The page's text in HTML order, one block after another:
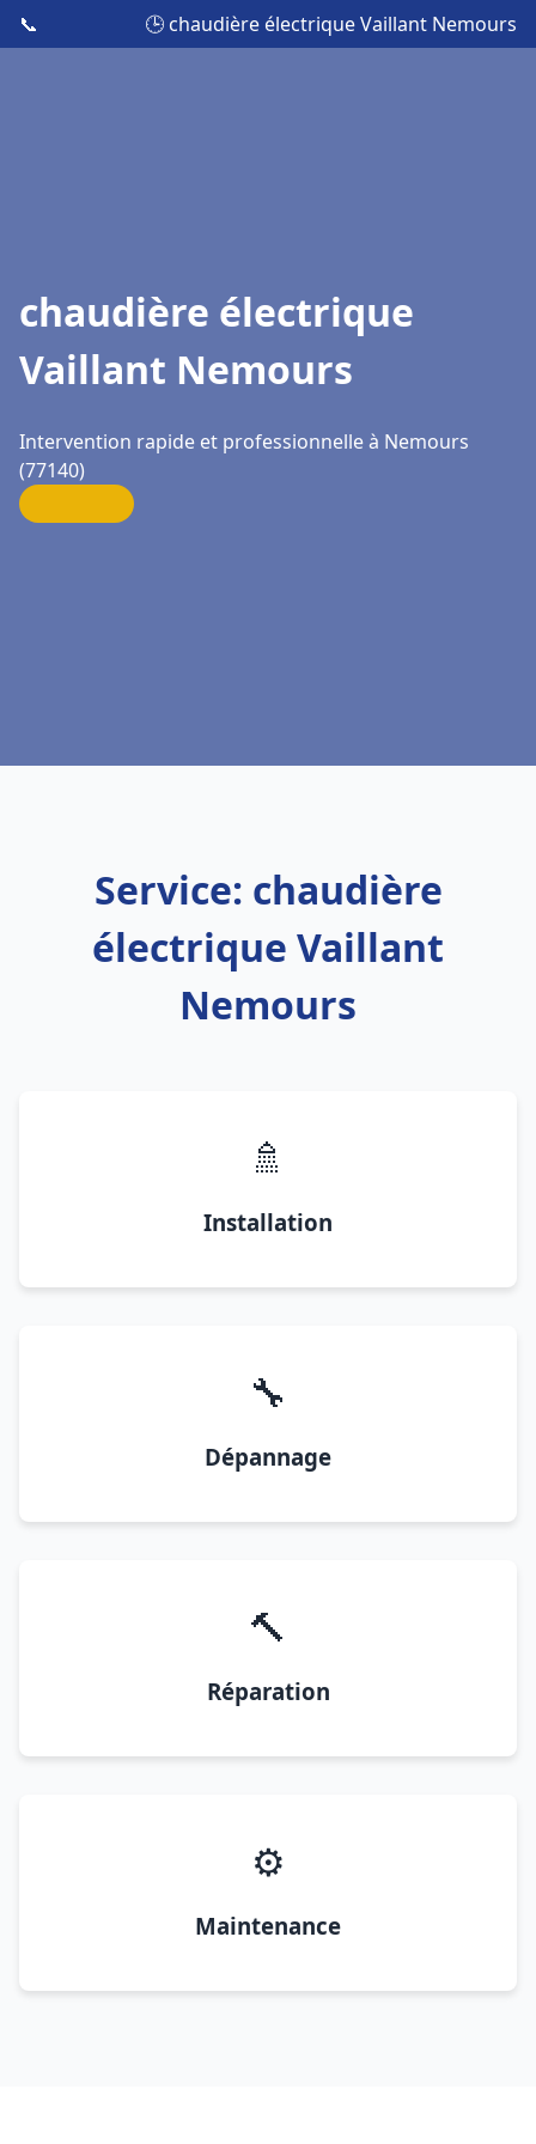
📞 🕒 chaudière électrique Vaillant Nemours
chaudière électrique
Vaillant Nemours
Intervention rapide et professionnelle à Nemours
(77140)
Service: chaudière
électrique Vaillant
Nemours
🚿
Installation
🔧
Dépannage
🔨
Réparation
⚙️
Maintenance